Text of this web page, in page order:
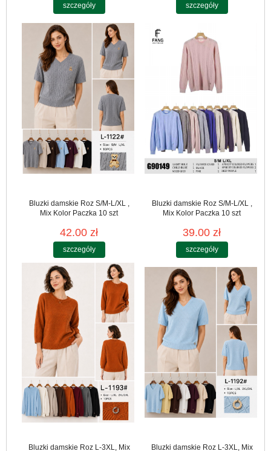
szczegóły szczegóły
Bluzki damskie Roz S/M-L/XL ,
Mix Kolor Paczka 10 szt
42.00 zł
szczegóły
Bluzki damskie Roz S/M-L/XL ,
Mix Kolor Paczka 10 szt
39.00 zł
szczegóły
Bluzki damskie Roz L-3XL, Mix Bluzki damskie Roz L-3XL, Mix